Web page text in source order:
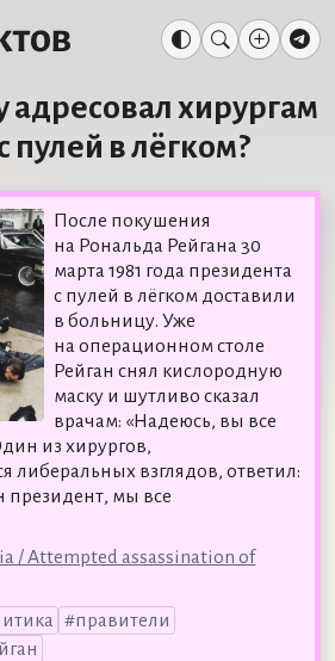
адресовал хирургам
пулей в лёгком?
После покушения
на Рональда Рейгана 30
марта 1981 года президента
с пулей в лёгком доставили
в больницу. Уже
на операционном столе
Рейган снял кислородную
маску и шутливо сказал
врачам: «Надеюсь, вы все
из хирургов,
взглядов, ответил:
президент, мы все
/ Attempted assassination of
правители